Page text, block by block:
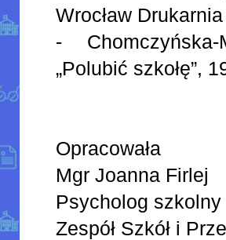
Wrocław
-
„Polubić szkołę”,
Opracowała
Mgr Joanna Firlej
Psycholog szkolny
Zespół Szkół i